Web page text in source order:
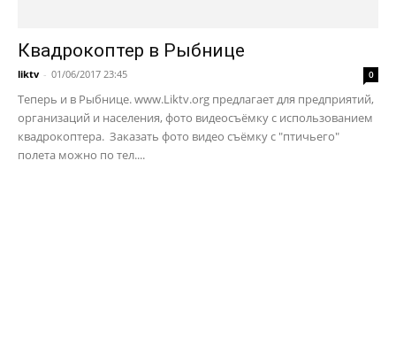
Квадрокоптер в Рыбнице
liktv - 01/06/2017 23:45 0
Теперь и в Рыбнице. www.Liktv.org предлагает для предприятий,
организаций и населения, фото видеосъёмку с использованием
квадрокоптера. Заказать фото видео съёмку с "птичьего"
полета можно по тел....